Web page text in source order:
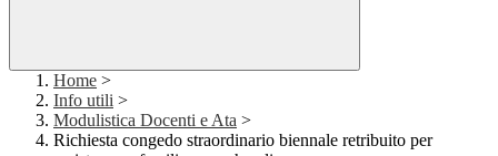
Home >
Info utili >
Modulistica Docenti e Ata >
Richiesta congedo straordinario biennale retribuito per